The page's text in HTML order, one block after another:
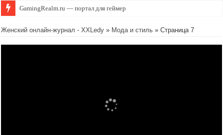
Женский онлайн-журнал - XXLedy » Мода и стиль » Страница 7